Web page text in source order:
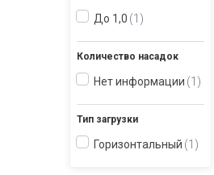
До 1,0 1
Количество насадок
Нет информации 1
Тип загрузки
Горизонтальный 1